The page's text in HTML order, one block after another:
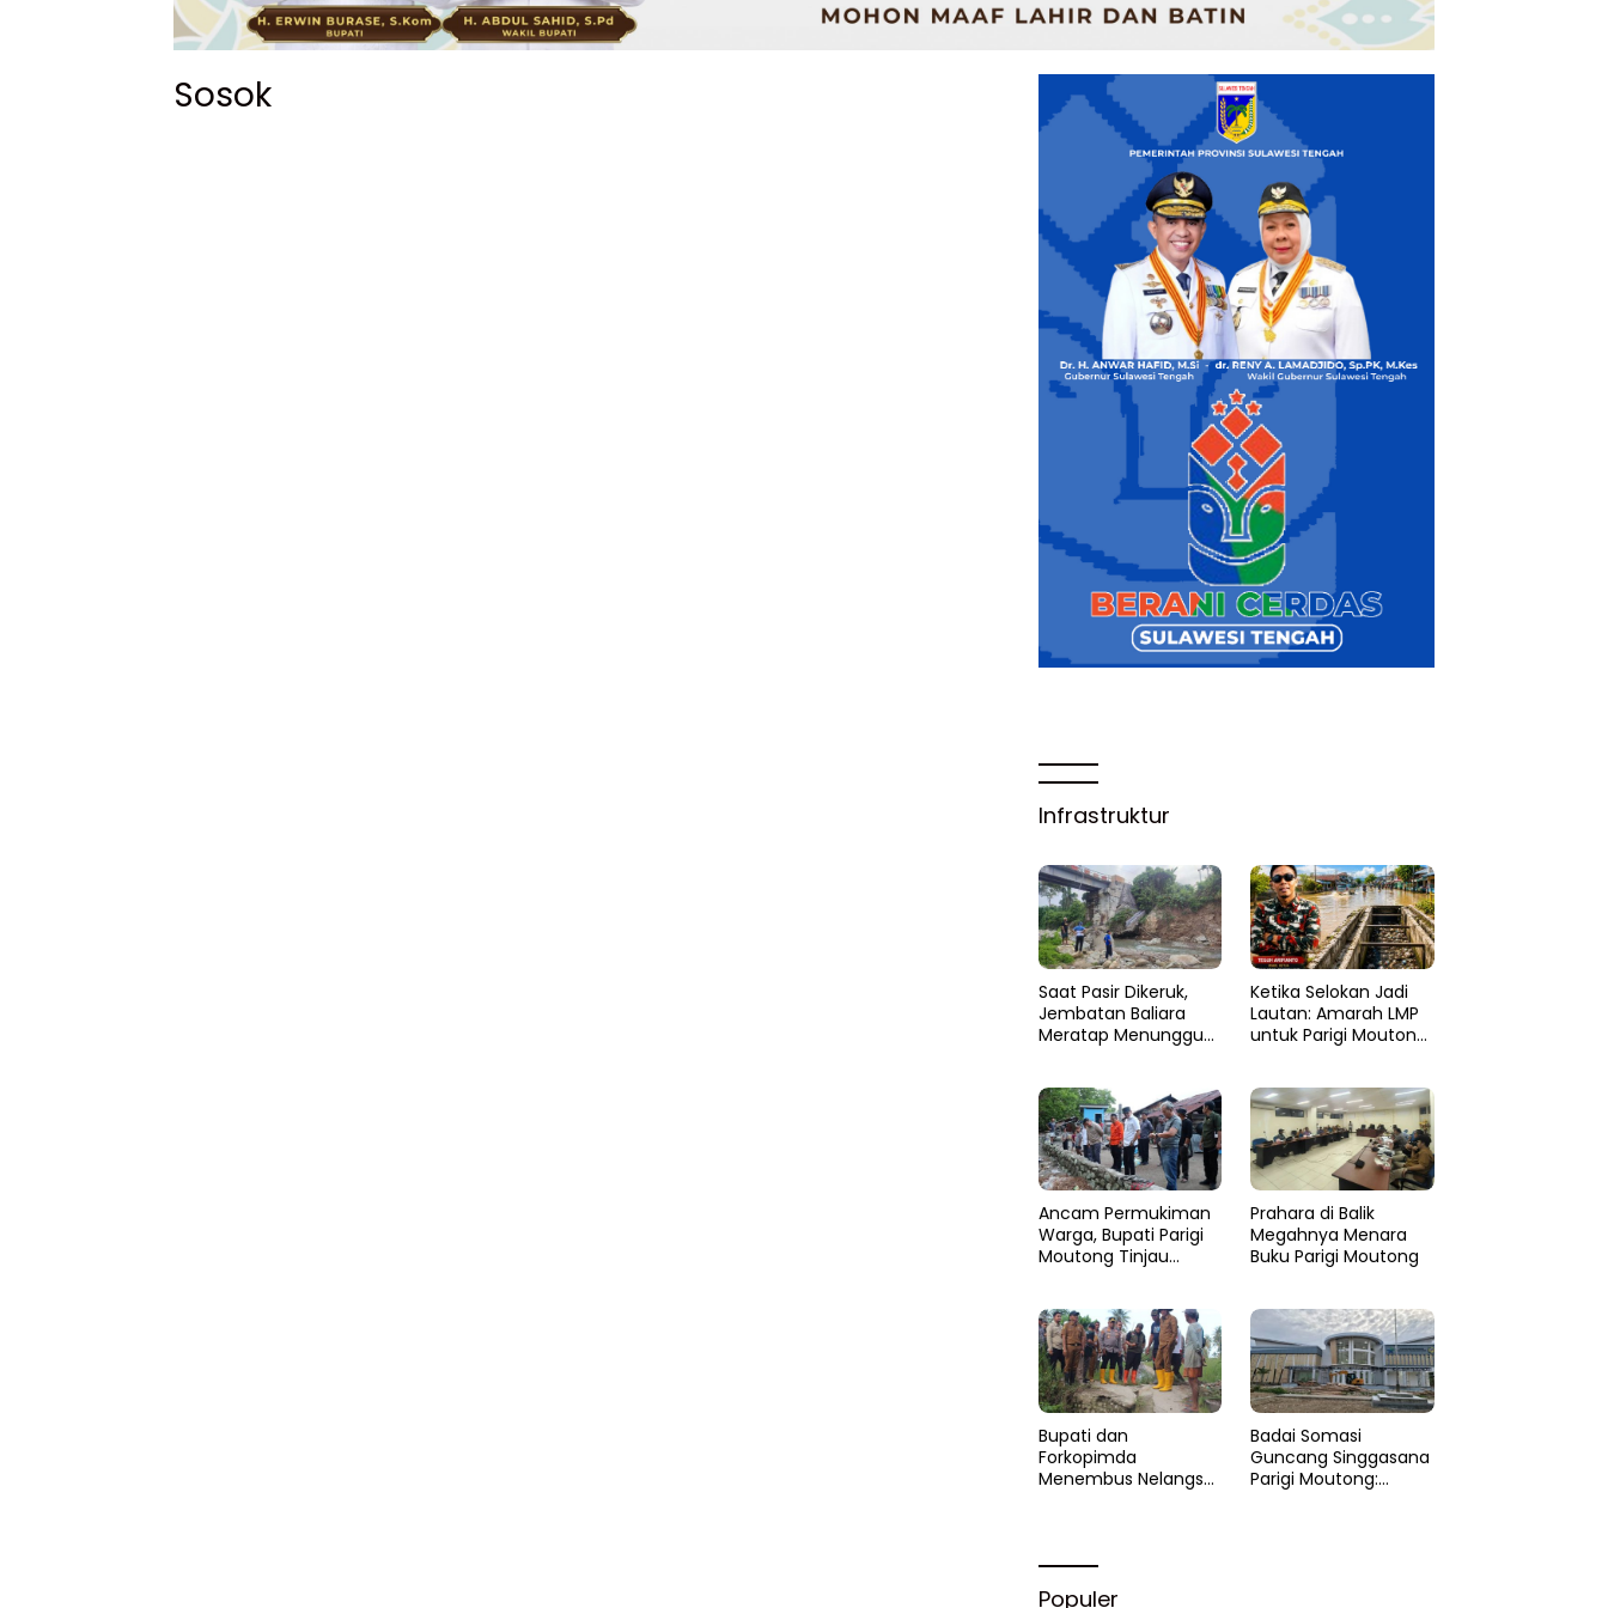
Sosok
Infrastruktur
Saat Pasir Dikeruk,
Jembatan Baliara
Meratap Menunggu
Ketika Selokan Jadi
Lautan: Amarah LMP
untuk Parigi Moutong
Ancam Permukiman
Warga, Bupati Parigi
Moutong Tinjau
Penanganan Cepat
Prahara di Balik
Megahnya Menara
Buku Parigi Moutong
​Bupati dan
Forkopimda
Menembus Nelangsa
Sinergi
Badai Somasi
Guncang Singgasana
Parigi Moutong:
Populer